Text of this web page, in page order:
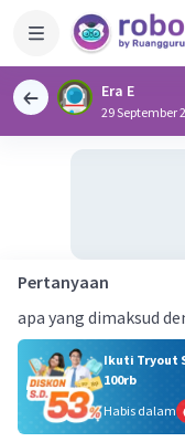
Era E
29 September
Pertanyaan
apa yang dimaksud
Ikuti Tryout
100rb
Habis dalam